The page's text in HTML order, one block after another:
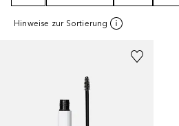
Hinweise zur Sortierung